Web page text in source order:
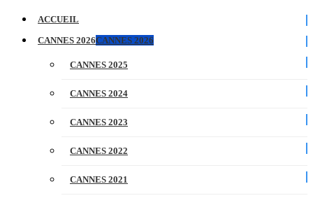
ACCUEIL
CANNES 2026CANNES 2026
CANNES 2025
CANNES 2024
CANNES 2023
CANNES 2022
CANNES 2021